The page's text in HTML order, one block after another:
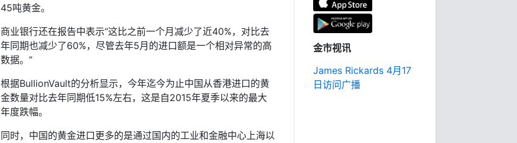
45吨黄金。
商业银行还在报告中表示“这比之前一个月减少了近40%，对比去
年同期也减少了60%，尽管去年5月的进口额是一个相对异常的高
数据。”
根据BullionVault的分析显示，今年迄今为止中国从香港进口的黄
金数量对比去年同期低15%左右，这是自2015年夏季以来的最大
年度跌幅。
同时，中国的黄金进口更多的是通过国内的工业和金融中心上海以
金市视讯
James Rickards 4月17
日访问广播